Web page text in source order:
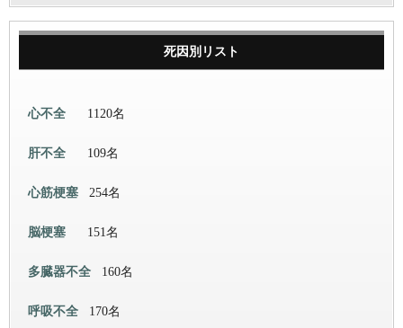
死因別リスト
心不全 1120名
肝不全 109名
心筋梗塞 254名
脳梗塞 151名
多臓器不全 160名
呼吸不全 170名